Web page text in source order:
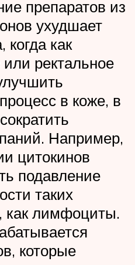
препаратов из
ухудшает
когда как
ректальное
в коже, в
Например,
цитокинов
подавление
таких
как лимфоциты.
которые